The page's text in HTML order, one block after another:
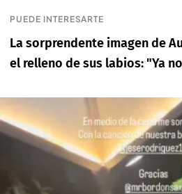
PUEDE INTERESARTE
La sorprendente imagen de
el relleno de sus labios: "Ya